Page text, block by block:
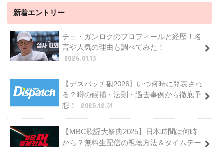
新着エントリー
チェ・ガンロクのプロフィールと経歴！名
言や人気の理由も調べてみた！
2026.01.13
【デスパッチ砲2026】いつ何時に発表され
る？噂の候補・法則・過去事例から徹底予
想！
2025.12.31
【MBC歌謡大祭典2025】日本時間は何時
から？無料生配信の視聴方法＆タイムテー